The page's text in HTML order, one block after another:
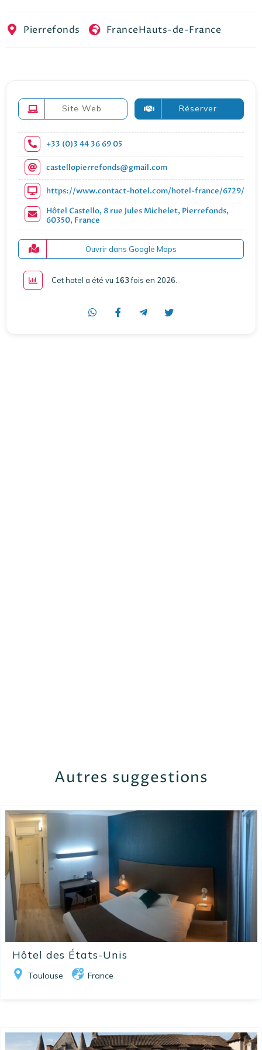
FR
Pierrefonds FranceHauts-de-France
Site Web Réserver
+33 (0)3 44 36 69 05
castellopierrefonds@gmail.com
https://www.contact-hotel.com/hotel-france/6729/
Hôtel Castello, 8 rue Jules Michelet, Pierrefonds,
60350, France
Ouvrir dans Google Maps
Cet hotel a été vu 163fois en 2026
Autres suggestions
Hôtel des États-Unis
Toulouse France